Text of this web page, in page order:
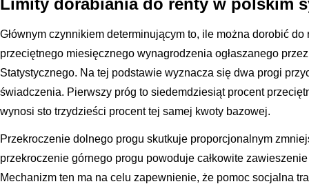
Limity dorabiania do renty w polskim
Głównym czynnikiem determinującym to, ile można dorobić
przeciętnego miesięcznego wynagrodzenia ogłaszanego
Statystycznego. Na tej podstawie wyznacza się dwa progi
świadczenia. Pierwszy próg to siedemdziesiąt procent
wynosi sto trzydzieści procent tej samej kwoty bazowej.
Przekroczenie dolnego progu skutkuje proporcjonalnym
przekroczenie górnego progu powoduje całkowite
Mechanizm ten ma na celu zapewnienie, że pomoc socjalna